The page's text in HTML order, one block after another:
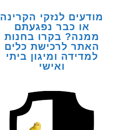
מודעים לנזקי הקרינה
או כבר נפגעתם
ממנה? בקרו בחנות
האתר לרכישת כלים
למדידה ומיגון ביתי
ואישי